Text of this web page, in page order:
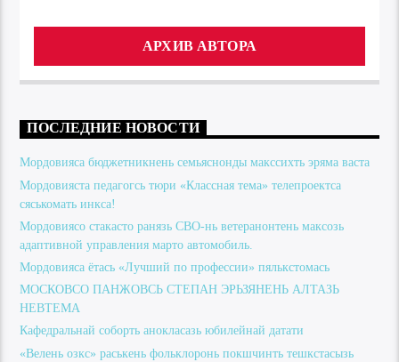
АРХИВ АВТОРА
ПОСЛЕДНИЕ НОВОСТИ
Мордовияса бюджетникнень семьяснонды макссихть эряма васта
Мордовияста педагогсь тюри «Классная тема» телепроектса
сяськомать инкса!
Мордовиясо стакасто ранязь СВО-нь ветеранонтень максозь
адаптивной управления марто автомобиль.
Мордовияса ётась «Лучший по профессии» пялькстомась
МОСКОВСО ПАНЖОВСЬ СТЕПАН ЭРЬЗЯНЕНЬ АЛТАЗЬ
НЕВТЕМА
Кафедральнай соборть анокласазь юбилейнай датати
«Велень озкс» раськень фольклоронь покшчинть тешкстасызь